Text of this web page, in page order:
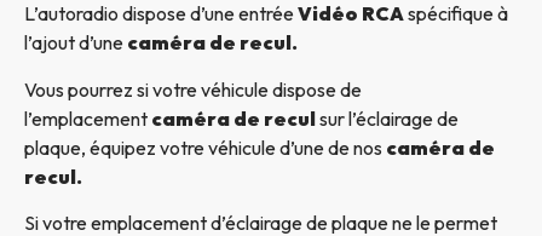
L’autoradio dispose d’une entréeVidéo RCAspécifique à
l’ajout d’une caméra de recul.
Vous pourrez si votre véhicule dispose de
l’emplacement caméra de reculsur l’éclairage de
plaque, équipez votre véhicule d’une de nos caméra de
recul.
Si votre emplacement d’éclairage de plaque ne le permet